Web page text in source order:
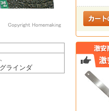
ラインダ